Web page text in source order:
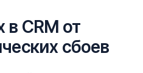
CRM от
сбоев